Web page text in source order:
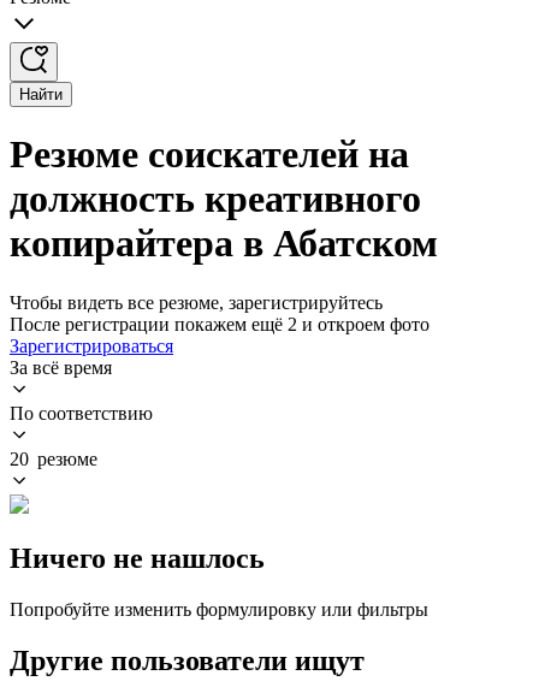
Найти
Резюме соискателей на
должность креативного
копирайтера в Абатском
Чтобы видеть все резюме, зарегистрируйтесь
После регистрации покажем ещё 2 и откроем фото
Зарегистрироваться
За всё время
По соответствию
20 резюме
Ничего не нашлось
Попробуйте изменить формулировку или фильтры
Другие пользователи ищут